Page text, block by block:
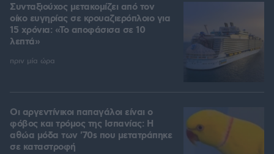
Συνταξιούχος μετακομίζει από τον
οίκο ευγηρίας σε κρουαζιερόπλοιο για
15 χρόνια: «Το αποφάσισα σε 10
λεπτά»
πριν μία ώρα
Οι αργεντίνικοι παπαγάλοι είναι ο
φόβος και τρόμος της Ισπανίας: Η
αθώα μόδα των '70s που μετατράπηκε
σε καταστροφή